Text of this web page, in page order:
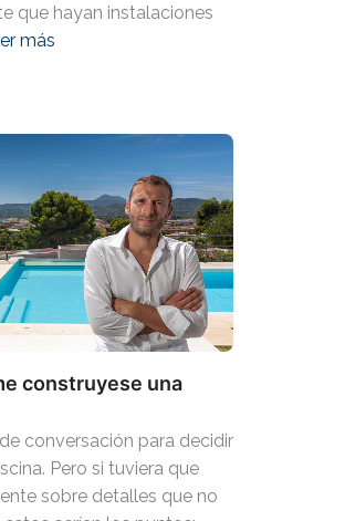
que hayan instalaciones
más
construyese una
conversación para decidir
Pero si tuviera que
sobre detalles que no